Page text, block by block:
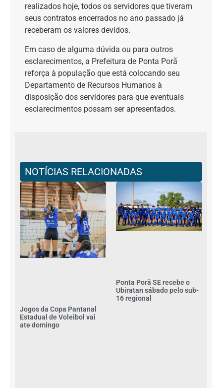
realizados hoje, todos os servidores que tiveram
seus contratos encerrados no ano passado já
receberam os valores devidos.
Em caso de alguma dúvida ou para outros
esclarecimentos, a Prefeitura de Ponta Porã
reforça à população que está colocando seu
Departamento de Recursos Humanos à
disposição dos servidores para que eventuais
esclarecimentos possam ser apresentados.
NOTÍCIAS RELACIONADAS
Jogos da Copa Pantanal
Estadual de Voleibol vai
ate domingo
Ponta Porã SE recebe o
Ubiratan sábado pelo sub-
16 regional